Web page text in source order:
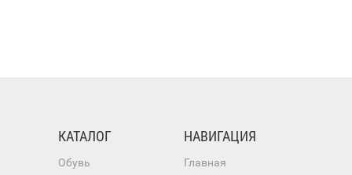
КАТАЛОГ
Обувь
НАВИГАЦИЯ
Главная